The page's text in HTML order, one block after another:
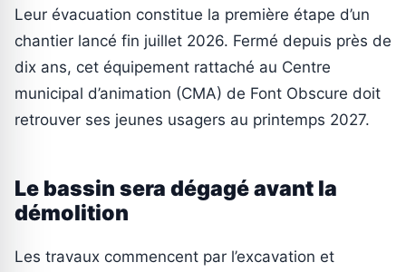
Leur évacuation constitue la première étape d’un
chantier lancé fin juillet 2026. Fermé depuis près de
dix ans, cet équipement rattaché au Centre
municipal d’animation (CMA) de Font Obscure doit
retrouver ses jeunes usagers au printemps 2027.
Le bassin sera dégagé avant la
démolition
Les travaux commencent par l’excavation et